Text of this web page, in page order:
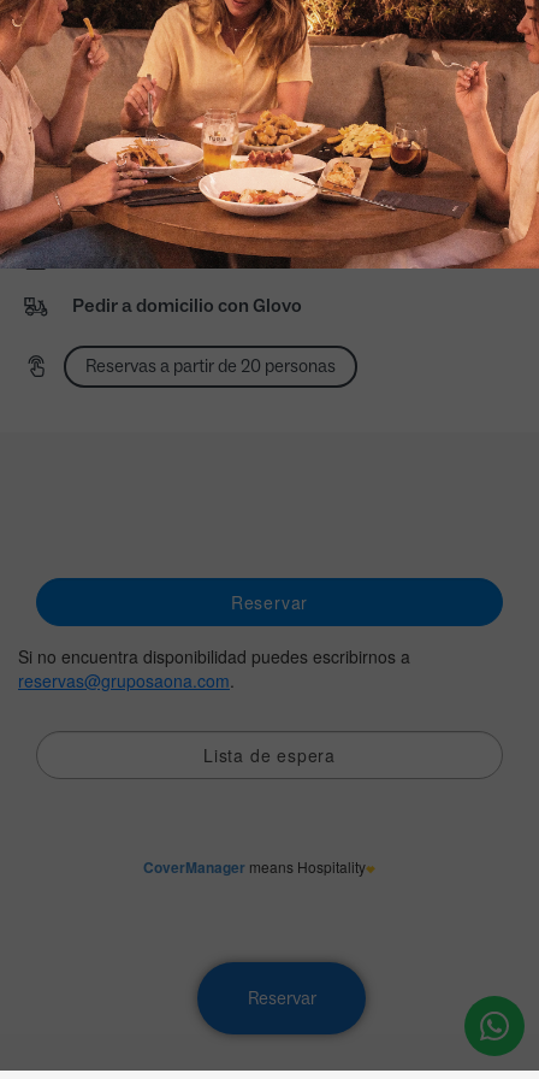
Reserva tu evento
Mediodía: 13:00 a 16:30
Noche domingo a miércoles: 20:00 a 23:30
Noche de jueves a sábado: 20:00 a 0:00
Terraza exterior
Mascotas en terraza exterior
Pedir para recoger
Pedir a domicilio con Glovo
Reservas a partir de 20 personas
Reservar